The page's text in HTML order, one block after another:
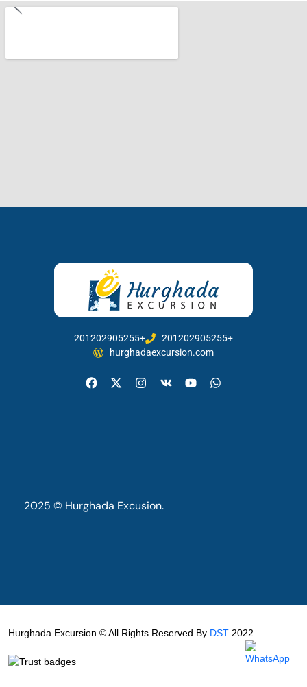
201202905255+
201202905255+
hurghadaexcursion.com
2025 © Hurghada Excusion.
Hurghada Excursion © All Rights Reserved By DST 2022